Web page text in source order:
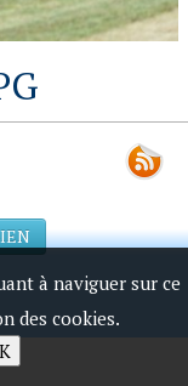
à naviguer sur ce
des cookies.